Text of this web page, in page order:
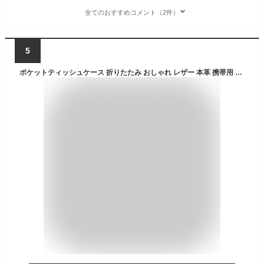
全てのおすすめコメント（2件）
5
ポケットティッシュケース 折りたたみ おしゃれ レザー 本革 携帯用 ティッシュポーチ ティッシュホルダー 小物入れ ギフト 花粉症対策 ケース カバー 持ち運び 革 子ども用 大人用 北欧風